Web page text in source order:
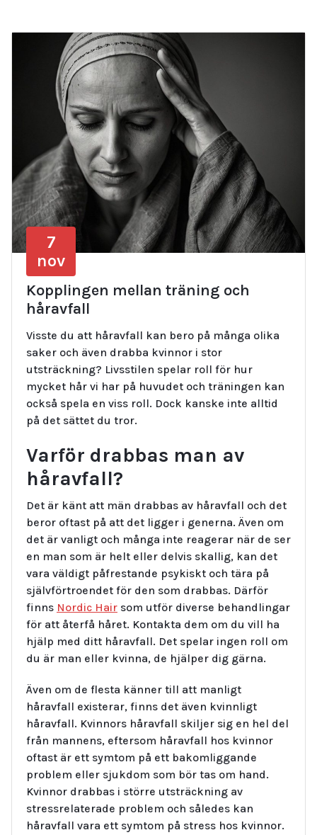
7
nov
Kopplingen mellan träning och
håravfall
Visste du att håravfall kan bero på många olika
saker och även drabba kvinnor i stor
utsträckning? Livsstilen spelar roll för hur
mycket hår vi har på huvudet och träningen kan
också spela en viss roll. Dock kanske inte alltid
på det sättet du tror.
Varför drabbas man av
håravfall?
Det är känt att män drabbas av håravfall och det
beror oftast på att det ligger i generna. Även om
det är vanligt och många inte reagerar när de ser
en man som är helt eller delvis skallig, kan det
vara väldigt påfrestande psykiskt och tära på
självförtroendet för den som drabbas. Därför
finns Nordic Hair som utför diverse behandlingar
för att återfå håret. Kontakta dem om du vill ha
hjälp med ditt håravfall. Det spelar ingen roll om
du är man eller kvinna, de hjälper dig gärna.
Även om de flesta känner till att manligt
håravfall existerar, finns det även kvinnligt
håravfall. Kvinnors håravfall skiljer sig en hel del
från mannens, eftersom håravfall hos kvinnor
oftast är ett symtom på ett bakomliggande
problem eller sjukdom som bör tas om hand.
Kvinnor drabbas i större utsträckning av
stressrelaterade problem och således kan
håravfall vara ett symtom på stress hos kvinnor.